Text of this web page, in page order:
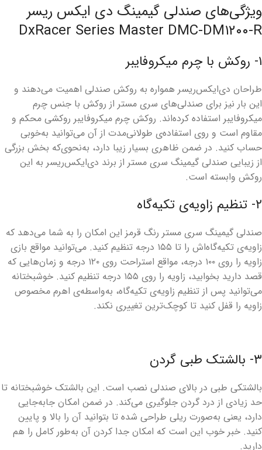
ویژگی‌های صندلی گیمینگ دی ایکس ریسر
DxRacer Series Master DMC-DM۱۲۰۰-R
۱- روکش با چرم میکروفایبر
طراحان دی‌ایکس‌ریسر همواره به روکش صندلی اهمیت می‌دهند و
این بار نیز برای صندلی‌های سری مستر از روکش با جنس چرم
میکروفایبر استفاده کرده‌اند. روکش چرم میکروفایبر روکشی محکم و
مقاوم است و روی استفاده‌ی طولانی‌مدت از آن می‌توانید به‌خوبی
حساب کنید. در ضمن ظاهری بسیار زیبا دارد، به‌نحوی‌که بخش بزرگی
از زیبایی صندلی گیمینگ سری مستر از برند دی‌ایکس‌ریسر به این
روکش وابسته است.
۲- تنظیم زاویه‌ی تکیه‌گاه
صندلی گیمینگ سری مستر رنگ قرمز این امکان را به شما می‌دهد که
زاویه‌ی تکیه‌گاه‌اش را تا ۱۵۵ درجه تنظیم کنید. می‌توانید مواقع بازی
زاویه را روی ۱۰۰ درجه، مواقع استراحت روی ۱۲۰ درجه و زمان‌هایی که
قصد دارید بخوابید، زاویه را روی ۱۵۵ درجه تنظیم کنید. خوشبختانه
می‌توانید پس از تنظیم زاویه‌ی تکیه‌گاه، به‌واسطه‌ی اهرم مخصوص
زاویه را قفل کنید تا کوچک‌ترین تغییری نکند.
۳- بالشتک طبی گردن
بالشتکی طبی در بالای صندلی نصب است. این بالشتک خوشبختانه تا
حد زیادی از درد گردن جلوگیری می‌کند. در ضمن امکان جابه‌جایی
دارد، یعنی به‌صورت ریلی طراحی شده تا بتوانید آن را بالا و پایین
کنید. خبر خوب این است که امکان جدا کردن آن به‌طور کامل را هم
دارید.